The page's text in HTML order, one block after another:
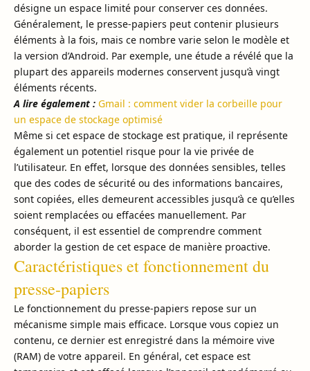
désigne un espace limité pour conserver ces données.
Généralement, le presse-papiers peut contenir plusieurs
éléments à la fois, mais ce nombre varie selon le modèle et
la version d’Android. Par exemple, une étude a révélé que la
plupart des appareils modernes conservent jusqu’à vingt
éléments récents.
A lire également : Gmail : comment vider la corbeille pour
un espace de stockage optimisé
Même si cet espace de stockage est pratique, il représente
également un potentiel risque pour la vie privée de
l’utilisateur. En effet, lorsque des données sensibles, telles
que des codes de sécurité ou des informations bancaires,
sont copiées, elles demeurent accessibles jusqu’à ce qu’elles
soient remplacées ou effacées manuellement. Par
conséquent, il est essentiel de comprendre comment
aborder la gestion de cet espace de manière proactive.
Caractéristiques et fonctionnement du
presse-papiers
Le fonctionnement du presse-papiers repose sur un
mécanisme simple mais efficace. Lorsque vous copiez un
contenu, ce dernier est enregistré dans la mémoire vive
(RAM) de votre appareil. En général, cet espace est